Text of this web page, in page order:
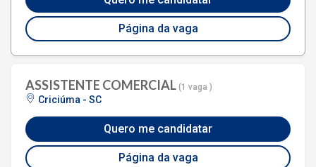
Página da vaga
ASSISTENTE COMERCIAL (1 vaga )
Criciúma - SC
Página da vaga
Quero me candidatar